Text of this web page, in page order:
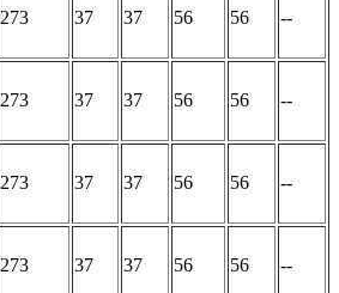
273 37 37 56 56 --
273 37 37 56 56 --
273 37 37 56 56 --
273 37 37 56 56 --